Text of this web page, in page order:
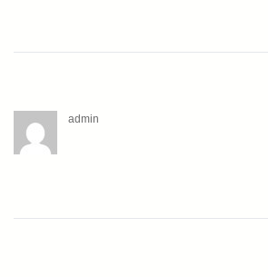
admin